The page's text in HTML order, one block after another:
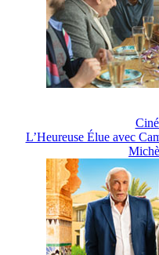
L’Heureuse Élue avec